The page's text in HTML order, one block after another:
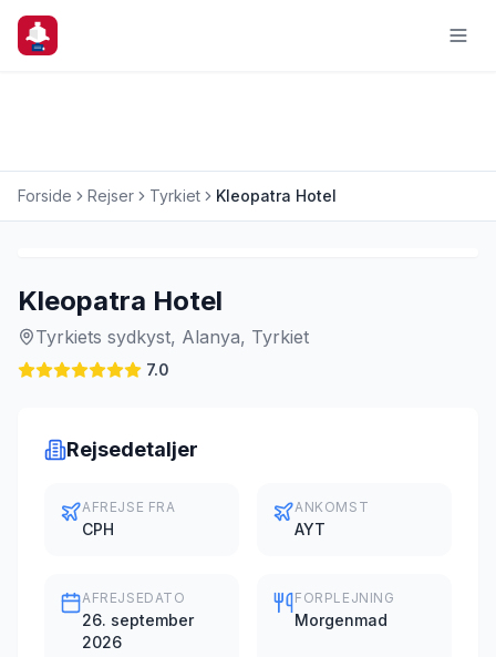
Forside Rejser Tyrkiet Kleopatra Hotel
Kleopatra Hotel
Tyrkiets sydkyst, Alanya, Tyrkiet
7.0
Rejsedetaljer
AFREJSE FRA
CPH
ANKOMST
AYT
AFREJSEDATO
26. september
2026
FORPLEJNING
Morgenmad